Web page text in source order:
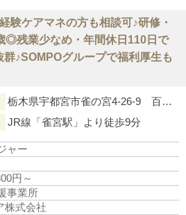
験ケアマネの方も相談可♪研修・
◎残業少なめ・年間休日110日で
♪SOMPOグループで福利厚生も
栃木県宇都宮市雀の宮4-26-9 百目鬼事務所 103号
JR線「雀宮駅」より徒歩9分
ャー
円～
事業所
株式会社